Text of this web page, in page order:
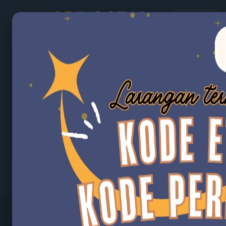
Beranda
Selamat datang diAplikasi Informasi Material
Tantangan rantai pasok sumberdaya
penyelenggaraan infrastruktur mengalami
jumlah yang tidak sedikit (material,
irigasi/rawa, bendungan, perumahan dan
mendukung upaya tersebut Direktorat
penyusunan
Big Datarantai pasok MPK.
Galeri Kegiatan
NOV 25 08SEP 25